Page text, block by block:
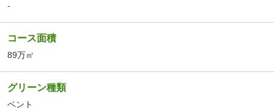
-
コース面積
89万㎡
グリーン種類
ベント